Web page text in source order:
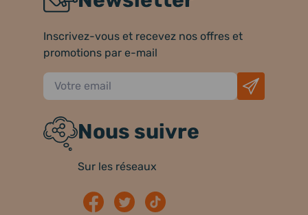
Inscrivez-vous et recevez nos offres et
promotions par e-mail
Nous suivre
Sur les réseaux